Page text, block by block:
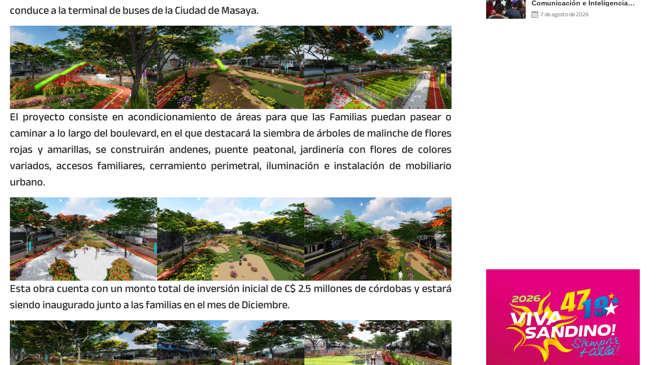
conduce a la terminal de buses de la Ciudad de Masaya.
El proyecto consiste en acondicionamiento de áreas para que las Familias puedan pasear o
caminar a lo largo del boulevard, en el que destacará la siembra de árboles de malinche de flores
rojas y amarillas, se construirán andenes, puente peatonal, jardinería con flores de colores
variados, accesos familiares, cerramiento perimetral, iluminación e instalación de mobiliario
urbano.
Esta obra cuenta con un monto total de inversión inicial de C$ 2.5 millones de córdobas y estará
siendo inaugurado junto a las familias en el mes de Diciembre.
Comunicación e Inteligencia
Artificial
7 de agosto de 2026